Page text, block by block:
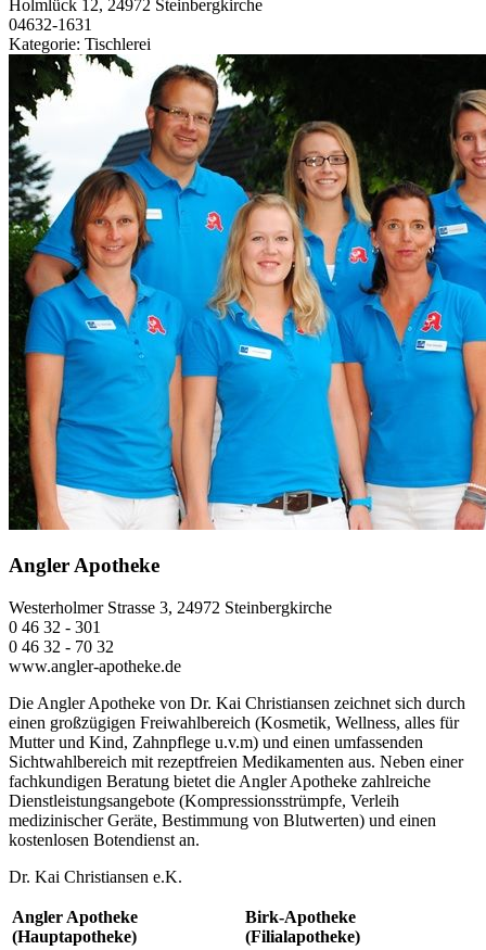
Holmlück 12, 24972 Steinbergkirche
04632-1631
Kategorie: Tischlerei
Angler Apotheke
Westerholmer Strasse 3, 24972 Steinbergkirche
0 46 32 - 301
0 46 32 - 70 32
www.angler-apotheke.de
Die Angler Apotheke von Dr. Kai Christiansen zeichnet sich durch
einen großzügigen Freiwahlbereich (Kosmetik, Wellness, alles für
Mutter und Kind, Zahnpflege u.v.m) und einen umfassenden
Sichtwahlbereich mit rezeptfreien Medikamenten aus. Neben einer
fachkundigen Beratung bietet die Angler Apotheke zahlreiche
Dienstleistungsangebote (Kompressionsstrümpfe, Verleih
medizinischer Geräte, Bestimmung von Blutwerten) und einen
kostenlosen Botendienst an.
Dr. Kai Christiansen e.K.
Angler Apotheke
(Hauptapotheke)
Birk-Apotheke
(Filialapotheke)